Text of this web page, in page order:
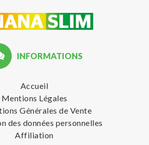
INFORMATIONS
Accueil
Mentions Légales
Générales de Vente
des données personnelles
Affiliation